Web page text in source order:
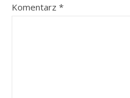
Komentarz *